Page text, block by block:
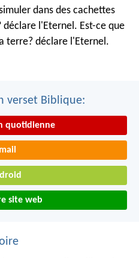
dans des cachettes
déclare l'Eternel. Est-ce que
terre? déclare l'Eternel.
verset Biblique:
quotidienne
site web